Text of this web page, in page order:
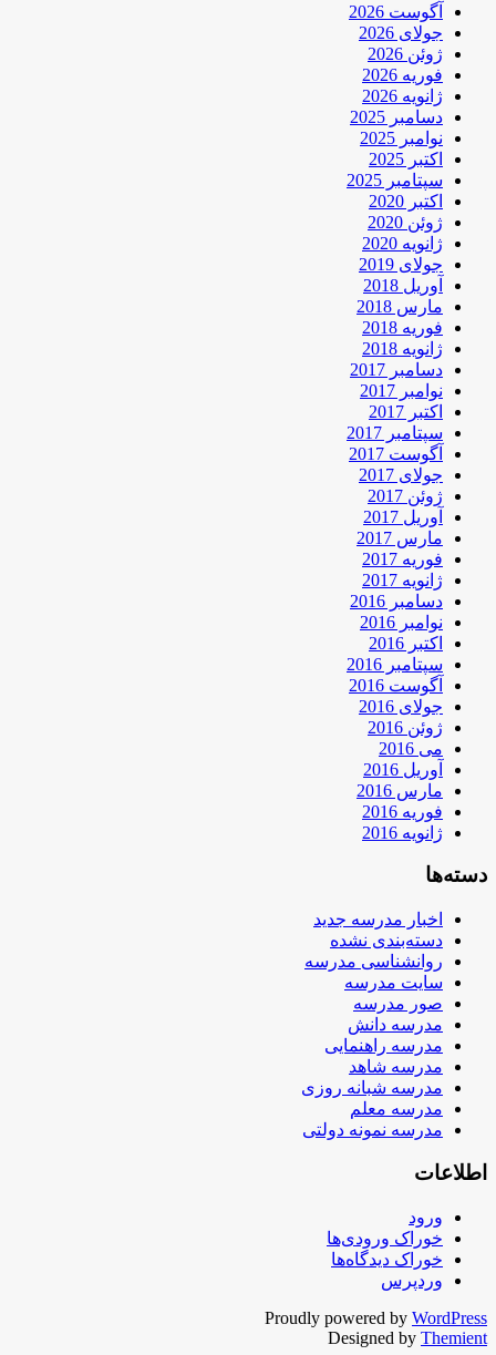
آگوست 2026
جولای 2026
ژوئن 2026
فوریه 2026
ژانویه 2026
دسامبر 2025
نوامبر 2025
اکتبر 2025
سپتامبر 2025
اکتبر 2020
ژوئن 2020
ژانویه 2020
جولای 2019
آوریل 2018
مارس 2018
فوریه 2018
ژانویه 2018
دسامبر 2017
نوامبر 2017
اکتبر 2017
سپتامبر 2017
آگوست 2017
جولای 2017
ژوئن 2017
آوریل 2017
مارس 2017
فوریه 2017
ژانویه 2017
دسامبر 2016
نوامبر 2016
اکتبر 2016
سپتامبر 2016
آگوست 2016
جولای 2016
ژوئن 2016
می 2016
آوریل 2016
مارس 2016
فوریه 2016
ژانویه 2016
دسته‌ها
اخبار مدرسه جدید
دسته‌بندی نشده
روانشناسی مدرسه
سایت مدرسه
صور مدرسه
مدرسه دانش
مدرسه راهنمایی
مدرسه شاهد
مدرسه شبانه روزی
مدرسه معلم
مدرسه نمونه دولتی
اطلاعات
ورود
خوراک ورودی‌ها
خوراک دیدگاه‌ها
وردپرس
Proudly powered by WordPress
Designed by Themient